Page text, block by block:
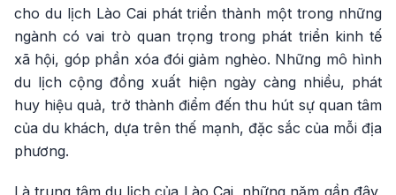
cho du lịch Lào Cai phát triển thành một trong những
ngành có vai trò quan trọng trong phát triển kinh tế
xã hội, góp phần xóa đói giảm nghèo. Những mô hình
du lịch cộng đồng xuất hiện ngày càng nhiều, phát
huy hiệu quả, trở thành điểm đến thu hút sự quan tâm
của du khách, dựa trên thế mạnh, đặc sắc của mỗi địa
phương.
Là trung tâm du lịch của Lào Cai, những năm gần đây,